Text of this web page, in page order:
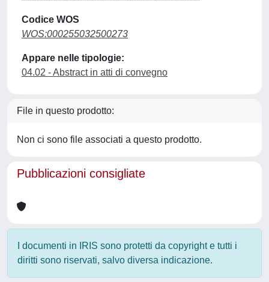
Codice WOS
WOS:000255032500273
Appare nelle tipologie:
04.02 - Abstract in atti di convegno
File in questo prodotto:
Non ci sono file associati a questo prodotto.
Pubblicazioni consigliate
I documenti in IRIS sono protetti da copyright e tutti i
diritti sono riservati, salvo diversa indicazione.